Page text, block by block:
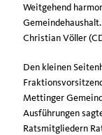
Weitgehend
Christian Völler
Den kleinen
Mettinger
Ausführungen
Ratsmitgliedern